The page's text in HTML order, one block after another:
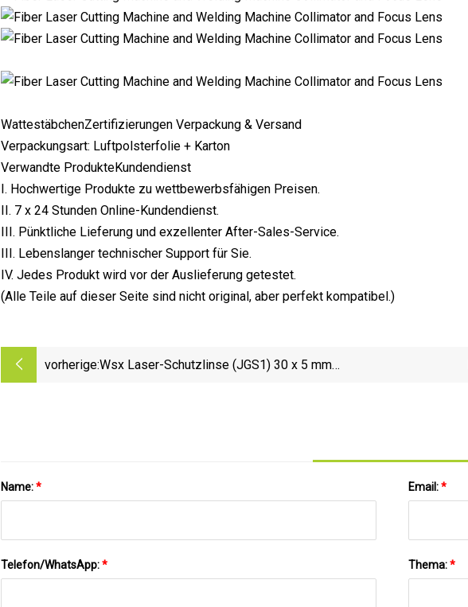
WattestäbchenZertifizierungen Verpackung & Versand
Verpackungsart: Luftpolsterfolie + Karton
Verwandte ProdukteKundendienst
I. Hochwertige Produkte zu wettbewerbsfähigen Preisen.
II. 7 x 24 Stunden Online-Kundendienst.
III. Pünktliche Lieferung und exzellenter After-Sales-Service.
III. Lebenslanger technischer Support für Sie.
IV. Jedes Produkt wird vor der Auslieferung getestet.
(Alle Teile auf dieser Seite sind nicht original, aber perfekt kompatibel.)
vorherige:Wsx Laser-Schutzlinse (JGS1) 30 x 5 mm
Name:* Email:*
Telefon/WhatsApp:* Thema:*